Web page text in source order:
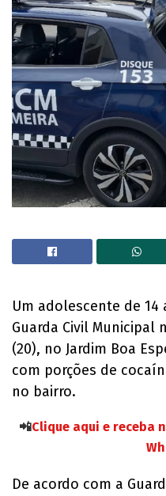
Um adolescente de
Guarda Civil Municipal
(20), no Jardim Boa
com porções de
no bairro.
📲Clique aqui e receba
De acordo com a